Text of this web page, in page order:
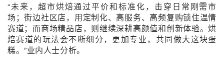
“未来，超市烘焙通过平价和标准化，击穿日常刚需市
场；街边社区店，用定制化、高服务、高频复购锁住温情
赛道；而商场精品店，则继续深耕高颜值和创新体验。烘
焙赛道的玩法会不断细分，更加专业，共同做大这块蛋
糕。”业内人士分析。